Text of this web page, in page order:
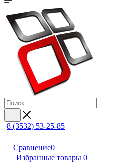
8 (3532) 53-25-85
Сравнение0
Избранные товары 0